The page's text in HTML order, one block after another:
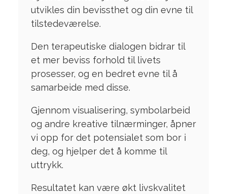
utvikles din bevissthet og din evne til
tilstedeværelse.
Den terapeutiske dialogen bidrar til
et mer beviss forhold til livets
prosesser, og en bedret evne til å
samarbeide med disse.
Gjennom visualisering, symbolarbeid
og andre kreative tilnærminger, åpner
vi opp for det potensialet som bor i
deg, og hjelper det å komme til
uttrykk.
Resultatet kan være økt livskvalitet